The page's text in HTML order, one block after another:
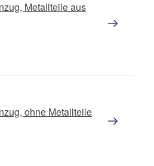
Metallteile aus
ohne Metallteile